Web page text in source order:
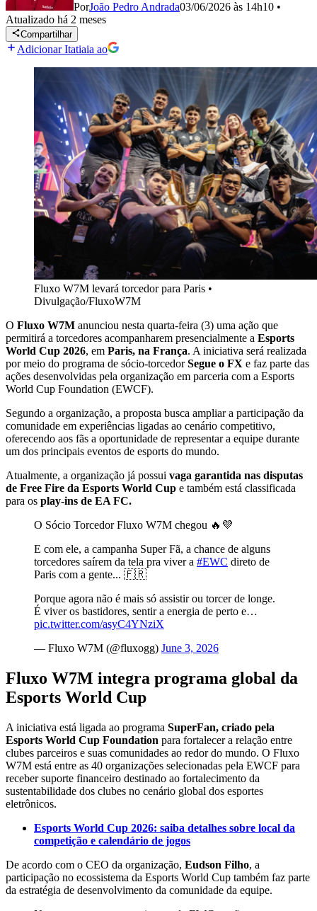
PorJoão Pedro Andrada03/06/2026 às 14h10 •
Atualizado há 2 meses
Compartilhar
Adicionar Itatiaia ao
Fluxo W7M levará torcedor para Paris •
Divulgação/FluxoW7M
O Fluxo W7M anunciou nesta quarta-feira (3) uma ação que
permitirá a torcedores acompanharem presencialmente a Esports
World Cup 2026, em Paris, na França. A iniciativa será realizada
por meio do programa de sócio-torcedorSegue o FX e faz parte das
ações desenvolvidas pela organização em parceria com a Esports
World Cup Foundation (EWCF).
Segundo a organização, a proposta busca ampliar a participação da
comunidade em experiências ligadas ao cenário competitivo,
oferecendo aos fãs a oportunidade de representar a equipe durante
um dos principais eventos de esports do mundo.
Atualmente, a organização já possui vaga garantida nas disputas
de Free Fire da Esports World Cup e também está classificada
para os play-ins de EA FC.
O Sócio Torcedor Fluxo W7M chegou 🔥💜
E com ele, a campanha Super Fã, a chance de alguns
torcedores saírem da tela pra viver a #EWC direto de
Paris com a gente... 🇫🇷
Porque agora não é mais só assistir ou torcer de longe.
É viver os bastidores, sentir a energia de perto e…
pic.twitter.com/asyC4YNziX
— Fluxo W7M (@fluxogg) June 3, 2026
Fluxo W7M integra programa global da
Esports World Cup
A iniciativa está ligada ao programa SuperFan, criado pela
Esports World Cup Foundation para fortalecer a relação entre
clubes parceiros e suas comunidades ao redor do mundo. O Fluxo
W7M está entre as 40 organizações selecionadas pela EWCF para
receber suporte financeiro destinado ao fortalecimento da
sustentabilidade dos clubes no cenário global dos esportes
eletrônicos.
Esports World Cup 2026: saiba detalhes sobre local da
competição e calendário de jogos
De acordo com o CEO da organização, Eudson Filho, a
participação no ecossistema da Esports World Cup também faz parte
da estratégia de desenvolvimento da comunidade da equipe.